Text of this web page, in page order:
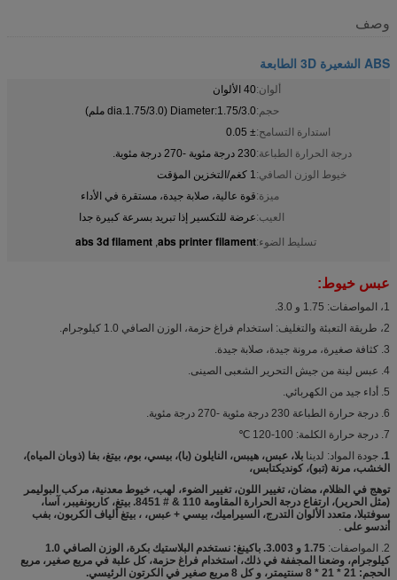
وصف
ABS الشعيرة 3D الطابعة
ألوان:40 الألوان
حجم:Diameter:1.75/3.0 (dia.1.75/3.0 ملم)
استدارة التسامح:± 0.05
درجة الحرارة الطباعة:230 درجة مئوية -270 درجة مئوية.
خيوط الوزن الصافي:1 كغم/التخزين المؤقت
ميزة:قوة عالية، صلابة جيدة، مستقرة في الأداء
العيب:عرضة للتكسير إذا تبريد بسرعة كبيرة جدا
تسليط الضوء:abs printer filament
,
abs 3d filament
عبس خيوط:
1، المواصفات: 1.75 و 3.0.
2، طريقة التعبئة والتغليف: استخدام فراغ حزمة، الوزن الصافي 1.0 كيلوجرام.
3. كثافة صغيرة، مرونة جيدة، صلابة جيدة.
4. عبس لينة من جيش التحرير الشعبى الصينى.
5. أداء جيد من الكهربائي.
6. درجة حرارة الطباعة 230 درجة مئوية -270 درجة مئوية.
7. درجة حرارة الكلمة: 100-120 ℃
1. جودة المواد: لدينا بلا، عبس، هيبس، النايلون (با)، بيسي، بوم، بيتغ، بفا (ذوبان المياه)،
الخشب، مرنة (تبو)، كونديكتابس،
توهج في الظلام، مضان، تغيير اللون، تغيير الضوء، لهب، خيوط معدنية، مركب البوليمر
(مثل الحرير)، ارتفاع درجة الحرارة المقاومة 110 & # 8451. بيتغ، كاربونفيبر، آسا،
سوفتبلا، متعدد الألوان التدرج، السيراميك، بيسي + عبس، ، بيتغ ألياف الكربون، بفب
أندسو على .
2. المواصفات:
1.75 و 3.003. باكينغ: نستخدم البلاستيك بكرة، الوزن الصافي 1.0
كيلوجرام، وضعنا المجففة في ذلك، استخدام فراغ حزمة، كل علبة في مربع صغير، مربع
الحجم: 21 * 21 * 8 سنتيمتر، و كل 8 مربع صغير في الكرتون الرئيسي.